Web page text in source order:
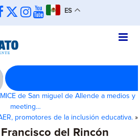
ES
de San miguel de Allende a medios y
meeting…
promotores de la inclusión educativa.»
del Rincón